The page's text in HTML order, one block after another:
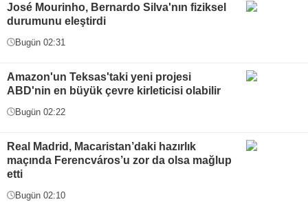
José Mourinho, Bernardo Silva'nın fiziksel
durumunu eleştirdi
Bugün 02:31
Amazon'un Teksas'taki yeni projesi
ABD'nin en büyük çevre kirleticisi olabilir
Bugün 02:22
Real Madrid, Macaristan’daki hazırlık
maçında Ferencváros’u zor da olsa mağlup
etti
Bugün 02:10